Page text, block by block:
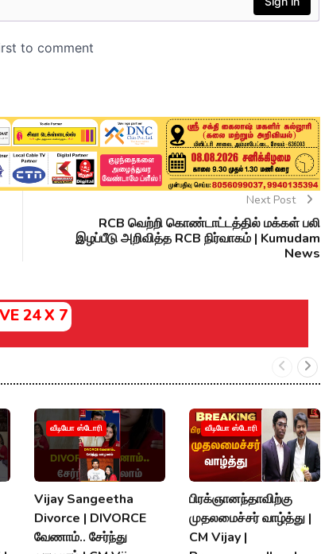
Next Post
RCB வெற்றி கொண்டாட்டத்தில் மக்கள் பலி
இழப்பீடு அறிவித்த RCB நிர்வாகம் | Kumudam
News
24 X 7
வீடியோ ஸ்டோரி
Vijay Sangeetha
Divorce | DIVORCE
வேணாம்.. சேர்ந்து
வீடியோ ஸ்டோரி
பிரக்ஞானந்தாவிற்கு
முதலமைச்சர் வாழ்த்து |
CM Vijay |